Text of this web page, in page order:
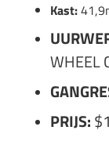
Kast:
WHEEL
PRIJS: